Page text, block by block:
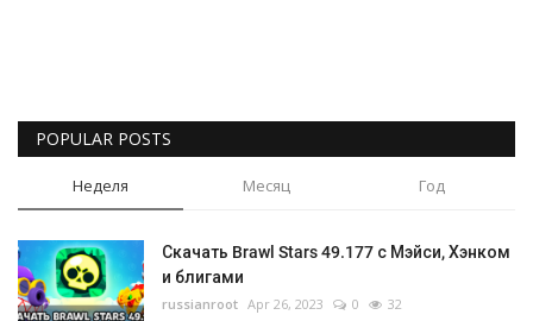
POPULAR POSTS
Неделя Месяц Год
Скачать Brawl Stars 49.177 с Мэйси, Хэнком
и блигами
russianroot Apr 26, 2023 0 32